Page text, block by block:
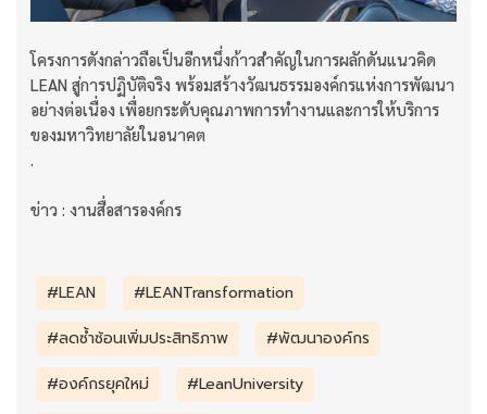
โครงการดังกล่าวถือเป็นอีกหนึ่งก้าวสำคัญในการผลักดันแนวคิด
LEAN สู่การปฏิบัติจริง พร้อมสร้างวัฒนธรรมองค์กรแห่งการพัฒนา
อย่างต่อเนื่อง เพื่อยกระดับคุณภาพการทำงานและการให้บริการ
ของมหาวิทยาลัยในอนาคต
ข่าว : งานสื่อสารองค์กร
#LEAN
#LEANTransformation
#ลดซ้ำซ้อนเพิ่มประสิทธิภาพ
#พัฒนาองค์กร
#องค์กรยุคใหม่
#LeanUniversity